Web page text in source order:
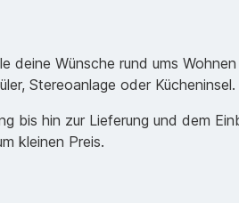
Wünsche rund ums
Stereoanlage oder Kücheninsel.
bis hin zur Lieferung und dem
kleinen Preis.